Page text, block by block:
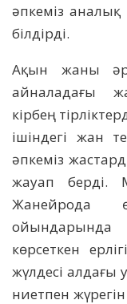
әпкеміз
білдірді.
Ақын жаны әр
айналадағы
кірбең
ішіндегі жан
әпкеміз
жауап берді.
Жанейрода
ойындарында
көрсеткен
жүлдесі алдағы
ниетпен